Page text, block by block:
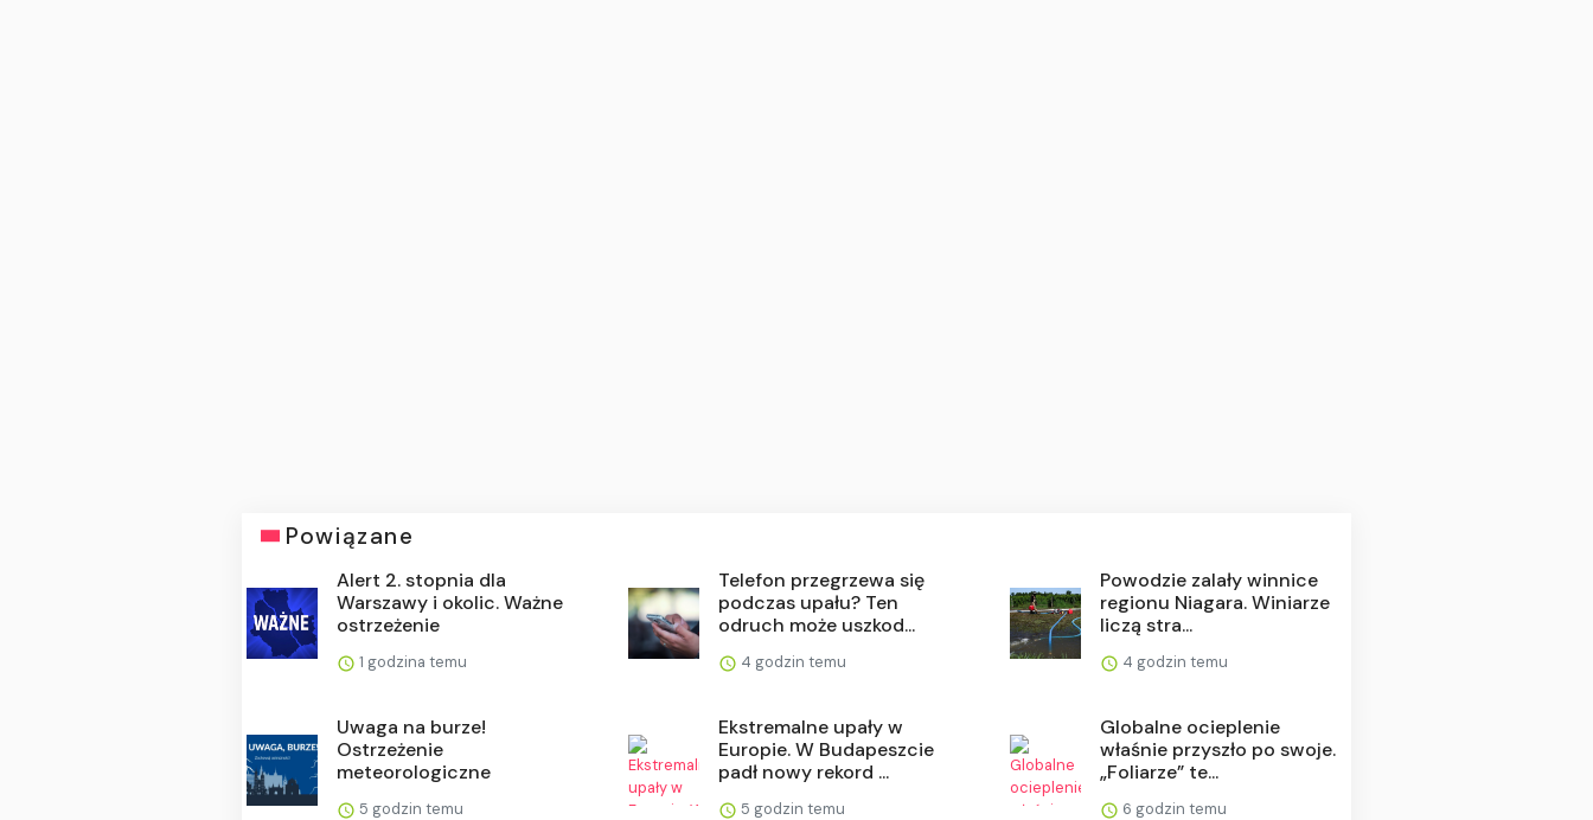
Powiązane
Alert 2. stopnia dla
Warszawy i okolic. Ważne
ostrzeżenie
1 godzina temu
Telefon przegrzewa się
podczas upału? Ten
odruch może uszkod...
4 godzin temu
Powodzie zalały winnice
regionu Niagara. Winiarze
liczą stra...
4 godzin temu
Uwaga na burze!
Ostrzeżenie
meteorologiczne
5 godzin temu
Ekstremalne upały w
Europie. W Budapeszcie
padł nowy rekord ...
5 godzin temu
Globalne ocieplenie
właśnie przyszło po swoje.
„Foliarze” te...
6 godzin temu